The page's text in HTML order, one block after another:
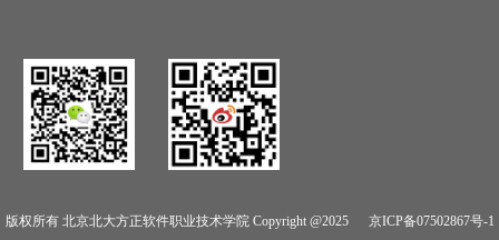
版权所有 北京北大方正软件职业技术学院 Copyright @2025 京ICP备07502867号-1